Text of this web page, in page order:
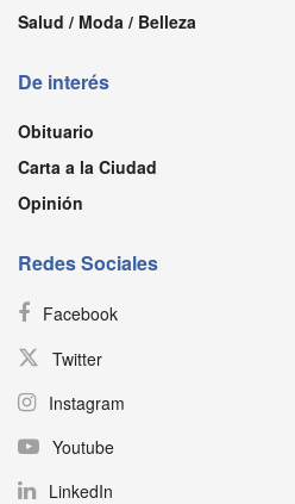
Salud / Moda / Belleza
De interés
Obituario
Carta a la Ciudad
Opinión
Redes Sociales
Facebook
Twitter
Instagram
Youtube
LinkedIn